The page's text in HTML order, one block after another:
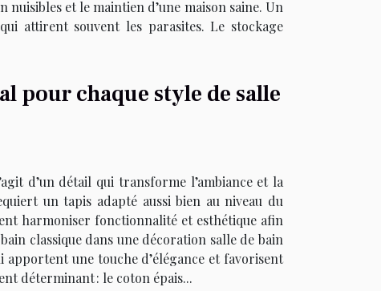
et le maintien d’une maison saine. Un
attirent souvent les parasites. Le stockage
pour chaque style de salle
d’un détail qui transforme l’ambiance et la
un tapis adapté aussi bien au niveau du
harmoniser fonctionnalité et esthétique afin
classique dans une décoration salle de bain
une touche d’élégance et favorisent
déterminant : le coton épais...